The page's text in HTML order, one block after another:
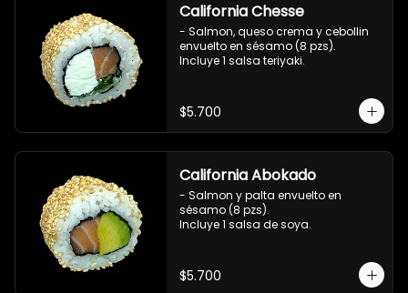
California Chesse
- Salmon, queso crema y cebollin
envuelto en sésamo (8 pzs).
Incluye 1 salsa teriyaki.
$5.700
California Abokado
- Salmon y palta envuelto en
sésamo (8 pzs).
Incluye 1 salsa de soya.
$5.700